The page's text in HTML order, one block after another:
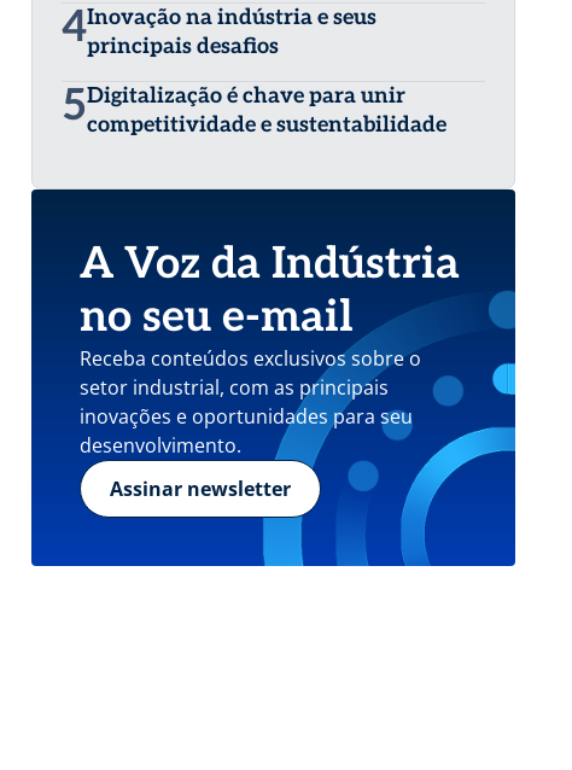
4Inovação na indústria e seus
principais desafios
5Digitalização é chave para unir
competitividade e sustentabilidade
A Voz da Indústria
no seu e-mail
Receba conteúdos exclusivos sobre o
setor industrial, com as principais
inovações e oportunidades para seu
desenvolvimento.
Assinar newsletter